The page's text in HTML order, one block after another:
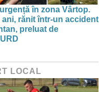
în zona Vârtop.
ani, rănit într-un accident
preluat de
LOCAL